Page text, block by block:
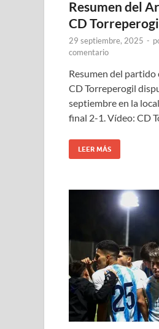
Resumen del
CD
29 septiembre, 2025 -
comentario
Resumen del
CD Torreperogil
septiembre en la
final 2-1. Vídeo: CD
LEER MÁS